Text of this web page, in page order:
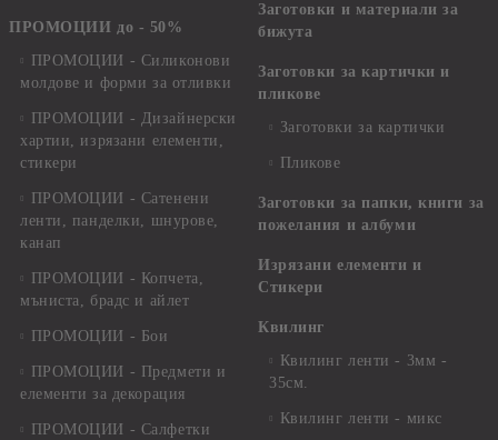
ПРОМОЦИИ до - 50%
ПРОМОЦИИ - Силиконови
молдове и форми за отливки
ПРОМОЦИИ - Дизайнерски
хартии, изрязани елементи,
стикери
ПРОМОЦИИ - Сатенени
ленти, панделки, шнурове,
канап
ПРОМОЦИИ - Копчета,
мъниста, брадс и айлет
ПРОМОЦИИ - Бои
ПРОМОЦИИ - Предмети и
елементи за декорация
ПРОМОЦИИ - Салфетки
Заготовки и материали за
бижута
Заготовки за картички и
пликове
Заготовки за картички
Пликове
Заготовки за папки, книги за
пожелания и албуми
Изрязани елементи и
Стикери
Квилинг
Квилинг ленти - 3мм -
35см.
Квилинг ленти - микс